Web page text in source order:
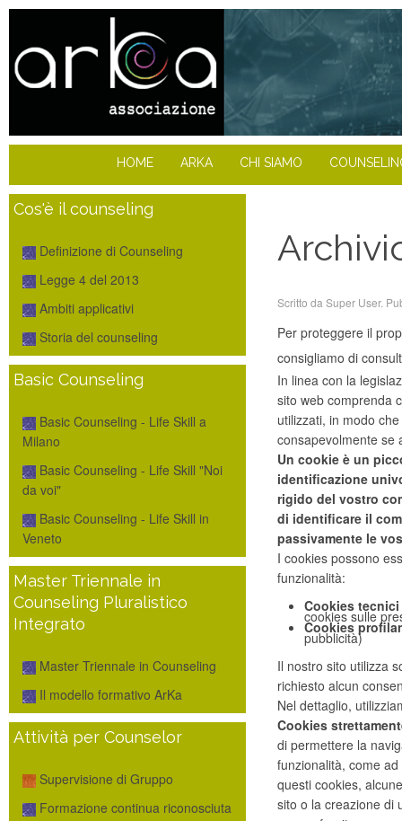
HOME ARKA CHI SIAMO
Scritto da Super User.
Per proteggere il
consigliamo di
In linea con la
sito web comprenda
utilizzati, in modo
consapevolmente se
Un cookie è un
identificazione
rigido del vostro
di identificare il
passivamente le
I cookies possono
funzionalità:
Cookies tecnici
cookies sulle
Cookies
pubblicità)
Il nostro sito utilizza
richiesto alcun
Nel dettaglio,
Cookies
di permettere la
funzionalità, come
questi cookies,
sito o la creazione di
Cos'è il counseling
Definizione di Counseling
Legge 4 del 2013
Ambiti applicativi
Storia del counseling
Basic Counseling
Basic Counseling - Life Skill a
Milano
Basic Counseling - Life Skill "Noi
da voi"
Basic Counseling - Life Skill in
Veneto
Master Triennale in
Counseling Pluralistico
Integrato
Master Triennale in Counseling
Il modello formativo ArKa
Attività per Counselor
Supervisione di Gruppo
Formazione continua riconosciuta